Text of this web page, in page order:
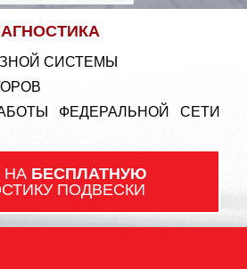
СИСТЕМЫ
ФЕДЕРАЛЬНОЙ СЕТИ
НА БЕСПЛАТНУЮ
ПОДВЕСКИ